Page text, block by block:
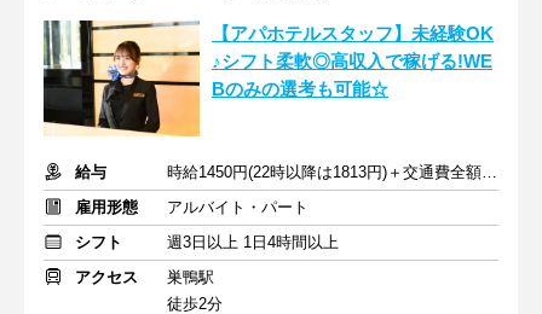
【アパホテルスタッフ】未経験OK
♪シフト柔軟◎高収入で稼げる!WE
Bのみの選考も可能☆
給与
時給1450円(22時以降は1813円)＋交通費全額支給
雇用形態
アルバイト・パート
シフト
週3日以上 1日4時間以上
アクセス
巣鴨駅
徒歩2分